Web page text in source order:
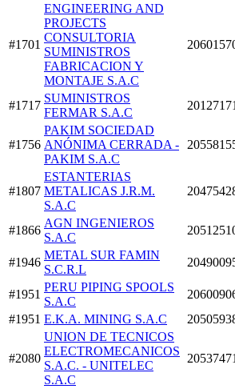
#1701
ENGINEERING AND
PROJECTS
CONSULTORIA
SUMINISTROS
FABRICACION Y
MONTAJE S.A.C
#1717
SUMINISTROS
FERMAR S.A.C
#1756
PAKIM SOCIEDAD
ANÓNIMA CERRADA -
PAKIM S.A.C
#1807
ESTANTERIAS
METALICAS J.R.M.
S.A.C
#1866
AGN INGENIEROS
S.A.C
#1946
METAL SUR FAMIN
S.C.R.L
#1951
PERU PIPING SPOOLS
S.A.C
#1951 E.K.A. MINING S.A.C
#2080
UNION DE TECNICOS
ELECTROMECANICOS
S.A.C. - UNITELEC
S.A.C